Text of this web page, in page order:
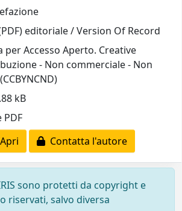
editoriale / Version Of Record
per Accesso Aperto. Creative
- Non commerciale - Non
kB
Contatta l'autore
sono protetti da copyright e
riservati, salvo diversa